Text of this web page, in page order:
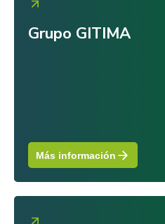
Grupo GITIMA
Más información